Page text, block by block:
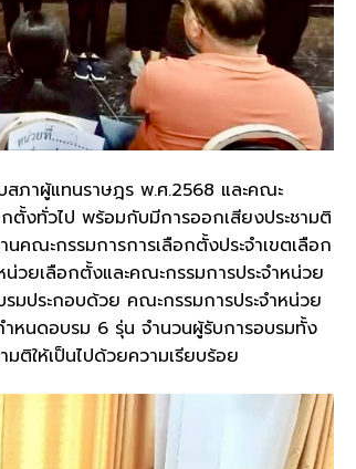
ภาผู้แทนราษฎร พ.ศ.2568 และคณะ
ตั้งทั่วไป พร้อมกับมีการออกเสียงประชามติ
ณะกรรมการการเลือกตั้งประจำเขตเลือก
วยเลือกตั้งและคณะกรรมการประจำหน่วย
มประกอบด้วย คณะกรรมการประจำหน่วย
หนดอบรม 6 รุ่น จำนวนผู้รับการอบรมทั้ง
ติให้เป็นไปด้วยความเรียบร้อย